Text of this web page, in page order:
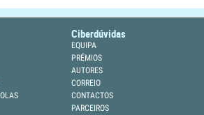
Ciberdúvidas
EQUIPA
PRÉMIOS
AUTORES
CORREIO
CONTACTOS
PARCEIROS